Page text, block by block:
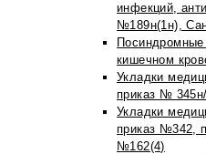
инфекций,
№189н(1н),
кишечном
Укладки
приказ №
Укладки
приказ №342,
№162(4)